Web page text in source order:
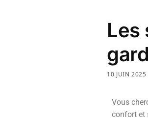
Les
10 JUIN 2025
Vous
confort et